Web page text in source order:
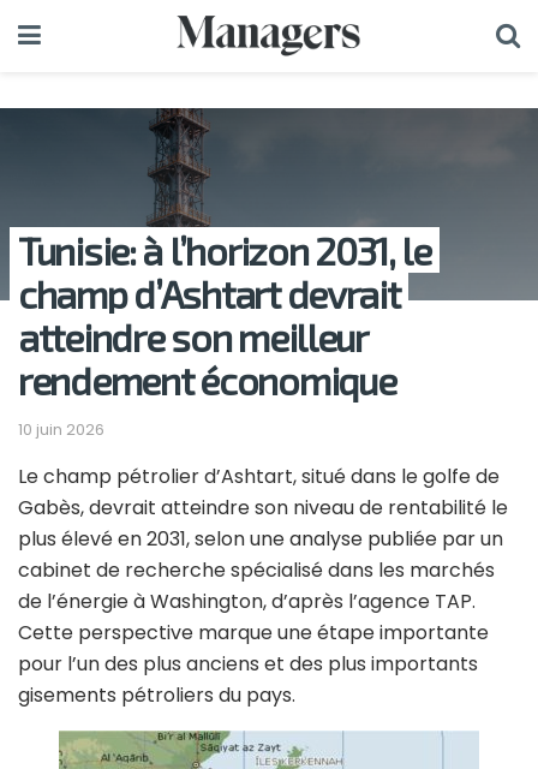
Tunisie: à l’horizon 2031, le
champ d’Ashtart devrait
atteindre son meilleur
rendement économique
10 juin 2026
Le champ pétrolier d’Ashtart, situé dans le golfe de
Gabès, devrait atteindre son niveau de rentabilité le
plus élevé en 2031, selon une analyse publiée par un
cabinet de recherche spécialisé dans les marchés
de l’énergie à Washington, d’après l’agence TAP.
Cette perspective marque une étape importante
pour l’un des plus anciens et des plus importants
gisements pétroliers du pays.